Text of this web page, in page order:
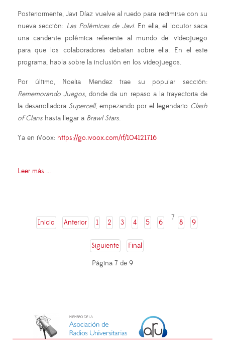
Posteriormente, Javi Díaz vuelve al ruedo para redimirse con su
nueva sección: Las Polémicas de Javi. En ella, el locutor saca
una candente polémica referente al mundo del videojuego
para que los colaboradores debatan sobre ella. En el este
programa, habla sobre la inclusión en los videojuegos.
Por último, Noelia Mendez trae su popular sección:
Rememorando Juegos, donde da un repaso a la trayectoria de
la desarrolladora Supercell, empezando por el legendario Clash
of Clans hasta llegar a Brawl Stars.
Ya en iVoox: https://go.ivoox.com/rf/104121716
Leer más ...
Inicio Anterior 1 2 3 4 5 6
7
8 9
Siguiente
Final
Página 7 de 9